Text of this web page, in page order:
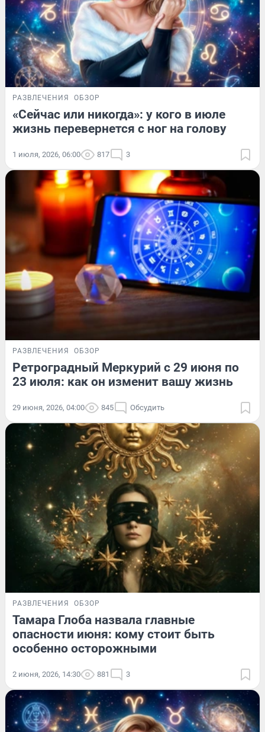
РАЗВЛЕЧЕНИЯ ОБЗОР
«Сейчас или никогда»: у кого в июле
жизнь перевернется с ног на голову
1 июля, 2026, 06:00 817 3
РАЗВЛЕЧЕНИЯ ОБЗОР
Ретроградный Меркурий с 29 июня по
23 июля: как он изменит вашу жизнь
29 июня, 2026, 04:00 845 Обсудить
РАЗВЛЕЧЕНИЯ ОБЗОР
Тамара Глоба назвала главные
опасности июня: кому стоит быть
особенно осторожными
2 июня, 2026, 14:30 881 3